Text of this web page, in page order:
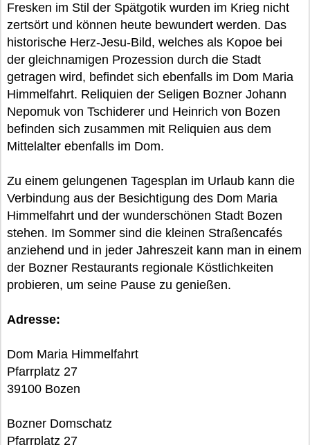
Fresken im Stil der Spätgotik wurden im Krieg nicht
zertsört und können heute bewundert werden. Das
historische Herz-Jesu-Bild, welches als Kopoe bei
der gleichnamigen Prozession durch die Stadt
getragen wird, befindet sich ebenfalls im Dom Maria
Himmelfahrt. Reliquien der Seligen Bozner Johann
Nepomuk von Tschiderer und Heinrich von Bozen
befinden sich zusammen mit Reliquien aus dem
Mittelalter ebenfalls im Dom.
Zu einem gelungenen Tagesplan im Urlaub kann die
Verbindung aus der Besichtigung des Dom Maria
Himmelfahrt und der wunderschönen Stadt Bozen
stehen. Im Sommer sind die kleinen Straßencafés
anziehend und in jeder Jahreszeit kann man in einem
der Bozner Restaurants regionale Köstlichkeiten
probieren, um seine Pause zu genießen.
Adresse:
Dom Maria Himmelfahrt
Pfarrplatz 27
39100 Bozen
Bozner Domschatz
Pfarrplatz 27